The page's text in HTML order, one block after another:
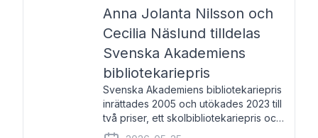
Anna Jolanta Nilsson och
Cecilia Näslund tilldelas
Svenska Akademiens
bibliotekariepris
Svenska Akademiens bibliotekariepris
inrättades 2005 och utökades 2023 till
två priser, ett skolbibliotekariepris och
ett folkbibliotekariepris. Priserna skall